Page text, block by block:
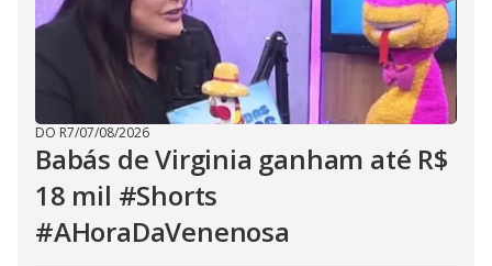
DO R7/07/08/2026
Babás de Virginia ganham até R$
18 mil #Shorts
#AHoraDaVenenosa